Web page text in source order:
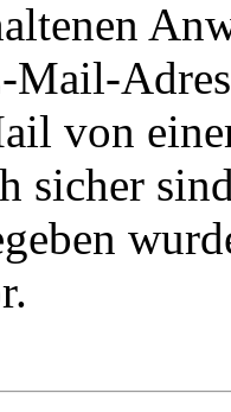
Mail-
von
sicher